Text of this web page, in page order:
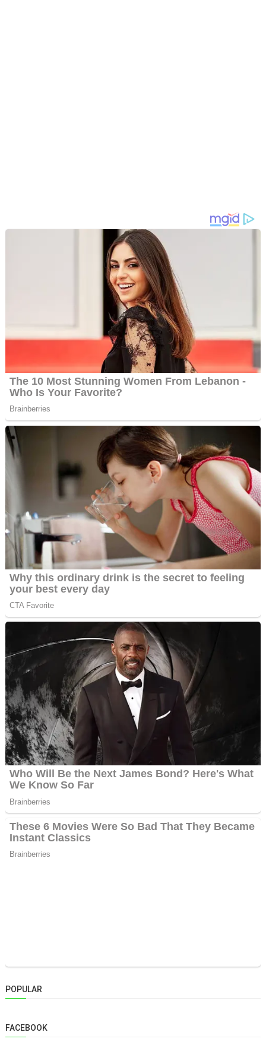
POPULAR
FACEBOOK